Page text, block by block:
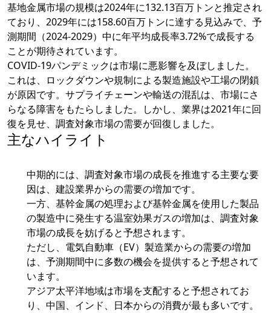
基地金属市場の規模は2024年に132.13百万トンと推定され
ており、2029年には158.60百万トンに達する見込みで、予
測期間（2024-2029）中に年平均成長率3.72%で成長する
ことが期待されています。
COVID-19パンデミックは市場に悪影響を及ぼしました。
これは、ロックダウンや規制による製造施設や工場の閉鎖
が原因です。サプライチェーンや輸送の混乱は、市場にさ
らなる障害をもたらしました。しかし、業界は2021年に回
復を見せ、調査対象市場の需要が回復しました。
主なハイライト
中期的には、調査対象市場の成長を推進する主要な要
因は、建設業界からの需要の増加です。
一方、基幹金属の処理および基幹金属を使用した製品
の製造中に発生する温室効果ガスの増加は、調査対象
市場の成長を妨げると予想されます。
ただし、電気自動車（EV）製造業からの需要の増加
は、予測期間中に多数の機会を提供すると予想されて
います。
アジア太平洋地域は市場を支配すると予想されてお
り、中国、インド、日本からの消費が最も多いです。